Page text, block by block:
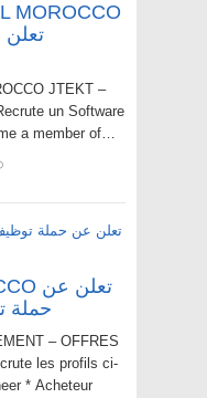
JTEKT –
un Software
a member of…
– OFFRES
les profils ci-
* Acheteur